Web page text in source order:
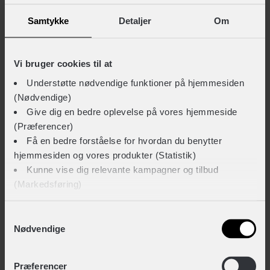
Samtykke Detaljer Om
Vi bruger cookies til at
Understøtte nødvendige funktioner på hjemmesiden
(Nødvendige)
Give dig en bedre oplevelse på vores hjemmeside
(Præferencer)
Få en bedre forståelse for hvordan du benytter
hjemmesiden og vores produkter (Statistik)
Kunne vise dig relevante kampagner og tilbud
(Markedsføring)
cookies til alle disse formål. Du kan også bruge
formål. Vælg formål og ‘Gem indstillinger’.
Nødvendige
Præferencer
+ 39,-
Weldtite lappegrej med 2 dækjern og 6 lapper
+ 39,-
BASISINFORMATION